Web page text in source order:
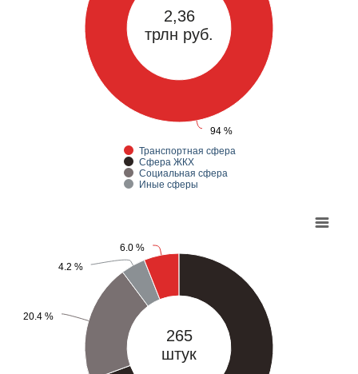
2,36
трлн руб.
94 %
94 %
Транспортная сфера
Сфера ЖКХ
Социальная сфера
Иные сферы
265
штук
20.4 %
20.4 %
4.2 %
4.2 %
6.0 %
6.0 %